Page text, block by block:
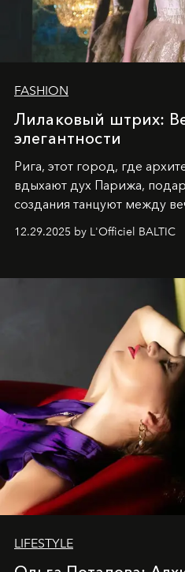
FASHION
Лилаковый штрих:
элегантности
Рига, этот город, где
вдыхают дух Парижа,
создания танцуют между
12.29.2025 by L'Officiel BALTIC
LIFESTYLE